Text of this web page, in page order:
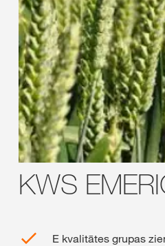
KWS
E kvalitātes grupas